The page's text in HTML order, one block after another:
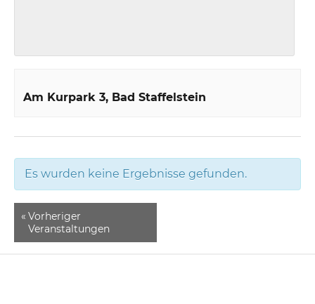
Am Kurpark 3 Bad Staffelstein
Es wurden keine Ergebnisse gefunden.
« Vorheriger
Veranstaltungen